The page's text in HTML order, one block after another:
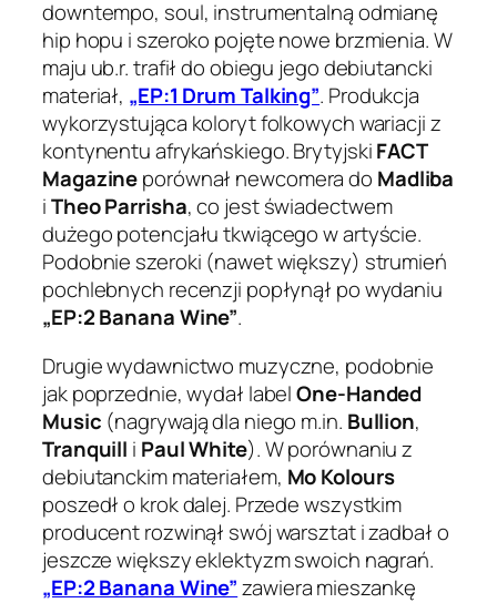
downtempo, soul, instrumentalną odmianę
hip hopu i szeroko pojęte nowe brzmienia. W
maju ub.r. trafił do obiegu jego debiutancki
materiał, „EP:1 Drum Talking”. Produkcja
wykorzystująca koloryt folkowych wariacji z
kontynentu afrykańskiego. BrytyjskiFACT
Magazineporównał newcomera do Madliba
iTheo Parrisha, co jest świadectwem
dużego potencjału tkwiącego w artyście.
Podobnie szeroki (nawet większy) strumień
pochlebnych recenzji popłynął po wydaniu
„EP:2 Banana Wine”.
Drugie wydawnictwo muzyczne, podobnie
jak poprzednie, wydał labelOne-Handed
Music (nagrywają dla niego m.in. Bullion,
Tranquill i Paul White). W porównaniu z
debiutanckim materiałem, Mo Kolours
poszedł o krok dalej. Przede wszystkim
producent rozwinął swój warsztat i zadbał o
jeszcze większy eklektyzm swoich nagrań.
„EP:2 Banana Wine”zawiera mieszankę